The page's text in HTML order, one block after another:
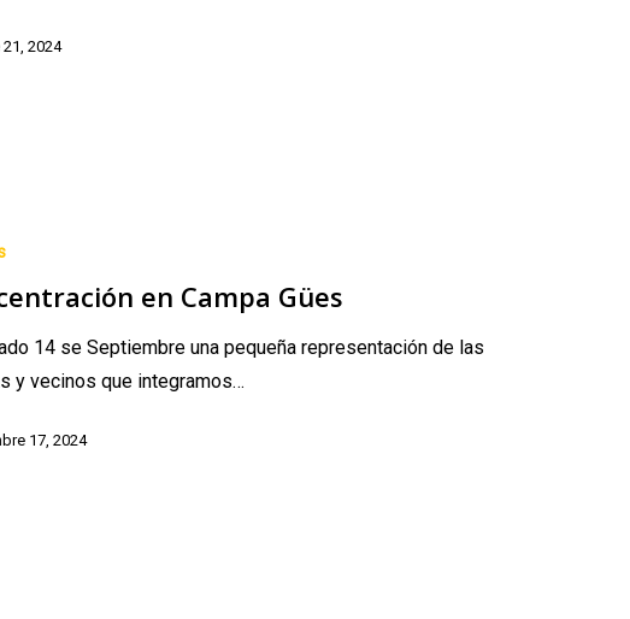
2024
en Campa Gües
14 se Septiembre una pequeña representación de las
y vecinos que integramos…
17, 2024